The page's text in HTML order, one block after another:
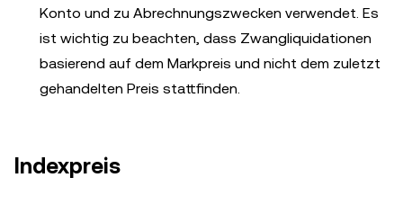
Konto und zu Abrechnungszwecken verwendet. Es
ist wichtig zu beachten, dass Zwangliquidationen
basierend auf dem Markpreis und nicht dem zuletzt
gehandelten Preis stattfinden.
Indexpreis